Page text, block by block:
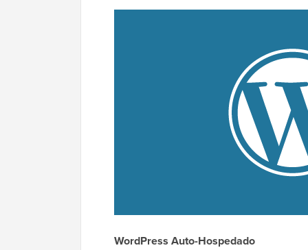
WordPress Auto-Hospedado